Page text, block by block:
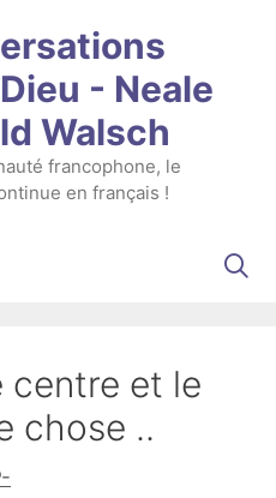
- Neale
Walsch
francophone, le
en français !
centre et le
chose ..